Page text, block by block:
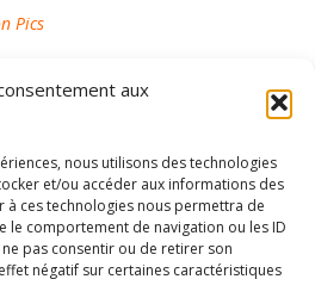
aux
nous utilisons des technologies
et/ou accéder aux informations des
à ces technologies nous permettra de
le comportement de navigation ou les ID
pas consentir ou de retirer son
négatif sur certaines caractéristiques
Pics
Junior Liste des engagés
SUR:
Tweet